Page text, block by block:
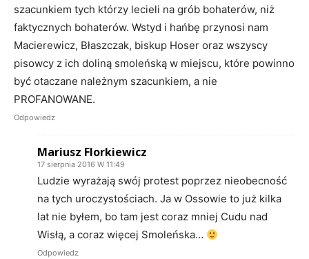
szacunkiem tych którzy lecieli na grób bohaterów, niż
faktycznych bohaterów. Wstyd i hańbę przynosi nam
Macierewicz, Błaszczak, biskup Hoser oraz wszyscy
pisowcy z ich doliną smoleńską w miejscu, które powinno
być otaczane należnym szacunkiem, a nie
PROFANOWANE.
Odpowiedz
Mariusz Florkiewicz
17 sierpnia 2016 W 11:49
Ludzie wyrażają swój protest poprzez nieobecność
na tych uroczystościach. Ja w Ossowie to już kilka
lat nie byłem, bo tam jest coraz mniej Cudu nad
Wisłą, a coraz więcej Smoleńska…
Odpowiedz